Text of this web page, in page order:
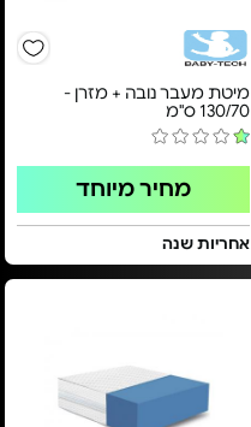
מיטת מעבר נובה + מזרן -
130/70 ס"מ
מחיר מיוחד
אחריות שנה